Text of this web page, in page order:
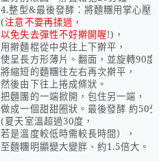
4.整型&最後發酵：將麵糰用掌心壓
(注意不要再揉過，
以免失去彈性不好擀開喔!)，
用擀麵棍從中央往上下擀平，
使呈長方形薄片。翻面，並旋轉90度
將縮短的麵糰往左右再次擀平，
然後由下往上捲成條狀。
把麵團的一端掀開，包住另一端，
做成一個甜甜圈狀。最後發酵 約50
(夏天室溫超過30度，
若是溫度較低時需較長時間），
至麵糰明顯變大變胖、約1.5倍大。